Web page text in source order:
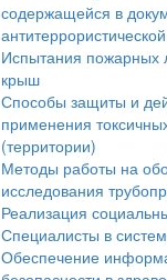
содержащейся в
Испытания пожарных
крыш
Способы защиты и
применения
(территории)
Методы работы на
исследования
Реализация
Специалисты в
Обеспечение